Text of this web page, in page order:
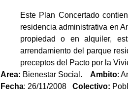
Este Plan Concertado
residencia administrativa en
propiedad o en alquiler,
arrendamiento del parque
preceptos del Pacto por la
Area: Bienestar Social. Ambito:
Fecha: 26/11/2008Colectivo: